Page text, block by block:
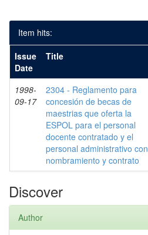
Item hits:
Issue
Date
Title
1998-
09-17
2304 - Reglamento para
concesión de becas de
maestrias que oferta la
ESPOL para el personal
docente contratado y el
personal administrativo con
nombramiento y contrato
Discover
Author